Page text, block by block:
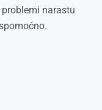
narastu